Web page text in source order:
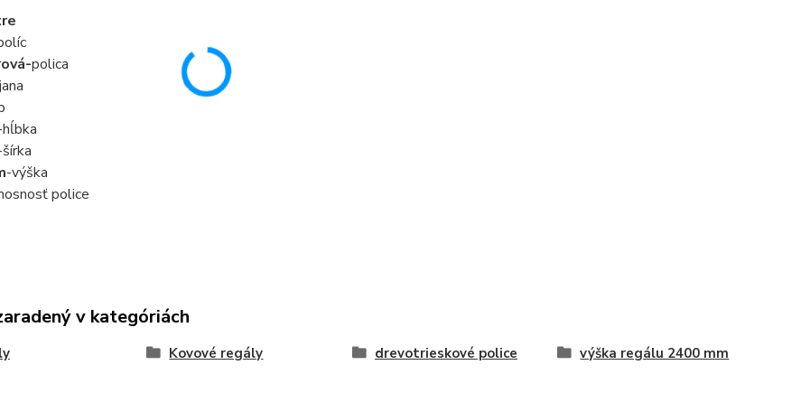
polica
-výška
police
v kategóriách
Kovové regály drevotrieskové police výška regálu 2400 mm